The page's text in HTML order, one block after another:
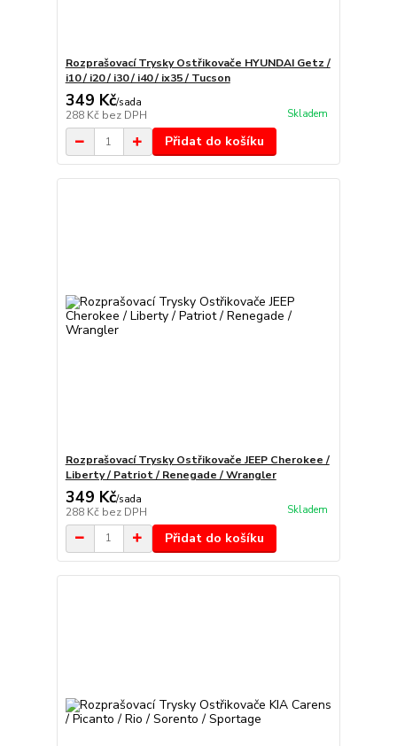
Rozprašovací Trysky Ostřikovače HYUNDAI Getz /
i10 / i20 / i30 / i40 / ix35 / Tucson
349 Kč/sada
288 Kč bez DPH Skladem
Přidat do košíku
Rozprašovací Trysky Ostřikovače JEEP Cherokee /
Liberty / Patriot / Renegade / Wrangler
349 Kč/sada
288 Kč bez DPH Skladem
Přidat do košíku